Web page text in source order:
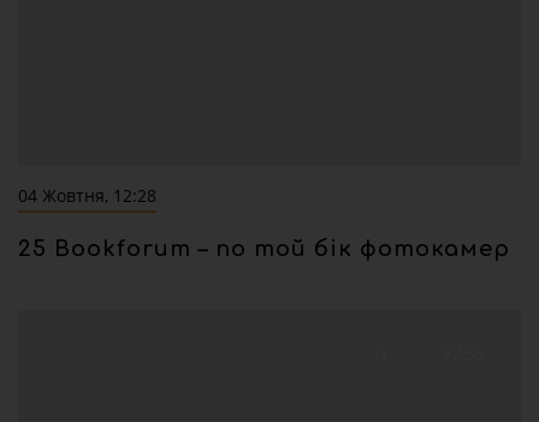
04 Жовтня, 12:28
25 Bookforum – по той бік фотокамер